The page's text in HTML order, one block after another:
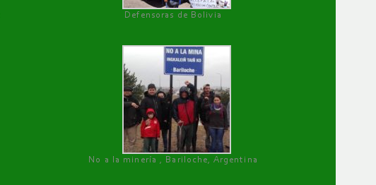
Defensoras de Bolivia
No a la minería , Bariloche, Argentina